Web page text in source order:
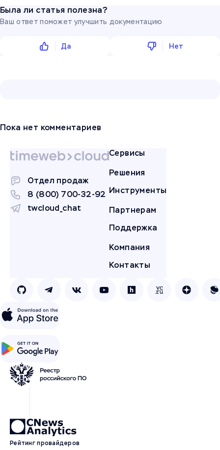
Была ли статья полезна?
Ваш ответ поможет улучшить документацию
Да Нет
Пока нет комментариев
Отдел продаж
8 (800) 700-32-92
twcloud_chat
Сервисы
Решения
Инструменты
Партнерам
Поддержка
Компания
Контакты
Рейтинг провайдеров